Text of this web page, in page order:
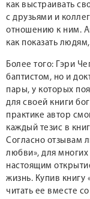
как выстраивать
с друзьями и
отношению к ним.
как показать
Более того: Гэри
баптистом, но и
пары, у которых
для своей книги
практике автор
каждый тезис в
Согласно отзывам
любви», для многих
настоящим
жизнь. Купив книгу
читать ее вместе